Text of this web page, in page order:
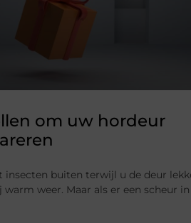
om uw hordeur
insecten buiten terwijl u de deur
weer. Maar als er een scheur in